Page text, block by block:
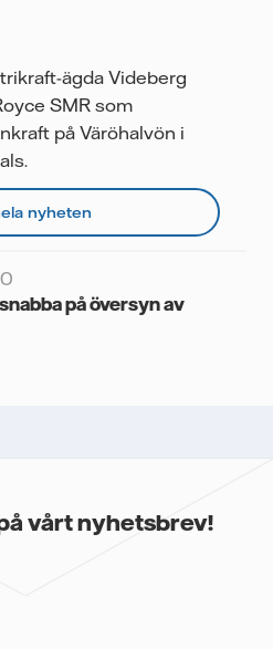
ägda Videberg
SMR som
på Väröhalvön i
nyheten
på översyn av
vårt nyhetsbrev!